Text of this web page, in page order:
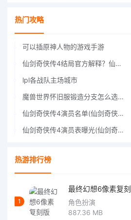
热门攻略
可以插原神人物的游戏手游
仙剑奇侠传4结局官方解释？仙剑四结局深度解析
lpl各战队主场城市
魔兽世界怀旧服锻造分支怎么选择60年代分支选择推荐
仙剑奇侠传4演员名单(仙剑奇侠传4四大主角)
仙剑奇侠传4演员表曝光(仙剑奇侠传4人物详细信息)
热游排行榜
1
最终幻想6像素复刻
角色扮演
887.36 MB